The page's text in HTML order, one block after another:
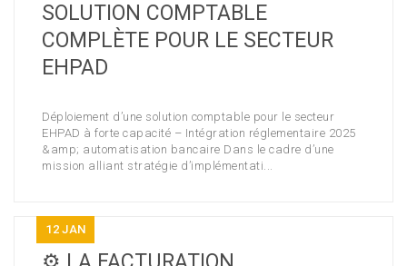
SOLUTION COMPTABLE
COMPLÈTE POUR LE SECTEUR
EHPAD
Déploiement d’une solution comptable pour le secteur
EHPAD à forte capacité – Intégration réglementaire 2025
&amp; automatisation bancaire Dans le cadre d’une
mission alliant stratégie d’implémentati...
12 JAN